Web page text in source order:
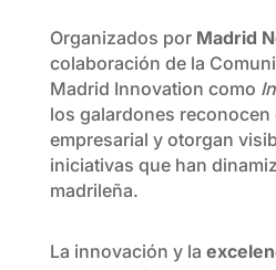
Organizados por Madrid
colaboración de la
Madrid Innovation como
los galardones reconocen
empresarial y otorgan
iniciativas que han
madrileña.
La innovación y la